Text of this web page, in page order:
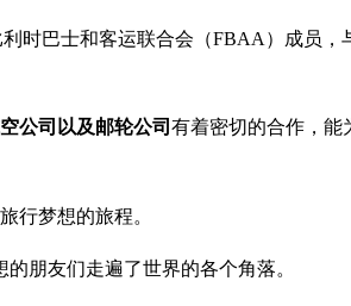
时巴士和客运联合会（FBAA）成员，
公司以及邮轮公司 有着密切的合作，能
行梦想的旅程。
朋友们走遍了世界的各个角落。